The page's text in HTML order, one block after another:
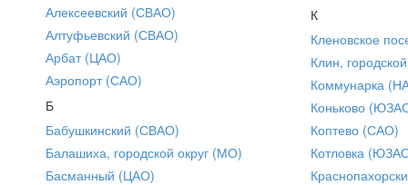
Алексеевский (СВАО)
Алтуфьевский (СВАО)
Арбат (ЦАО)
Аэропорт (САО)
Б
Бабушкинский (СВАО)
Балашиха, городской округ (МО)
Басманный (ЦАО)
К
Кленовское
Клин,
Коммунарка
Коньково
Коптево (САО)
Котловка